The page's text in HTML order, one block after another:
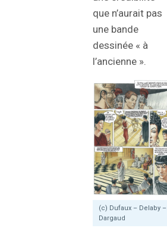
que n’aurait pas
une bande
dessinée « à
l’ancienne ».
(c) Dufaux – Delaby –
Dargaud